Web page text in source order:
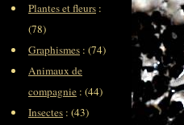
Plantes et fleurs :
(78)
Graphismes : (74)
Animaux de
compagnie : (44)
Insectes : (43)